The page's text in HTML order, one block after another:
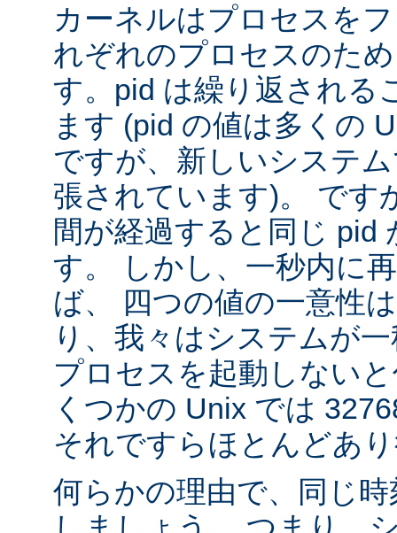
カーネルはプロセスを
れぞれのプロセスのた
す。pid は繰り返される
ます (pid の値は多くの
ですが、新しいシステ
張されています)。 です
間が経過すると同じ pid
す。 しかし、一秒内に
ば、 四つの値の一意性
り、我々はシステムが
プロセスを起動しない
くつかの Unix では
それですらほとんどあ
何らかの理由で、同じ